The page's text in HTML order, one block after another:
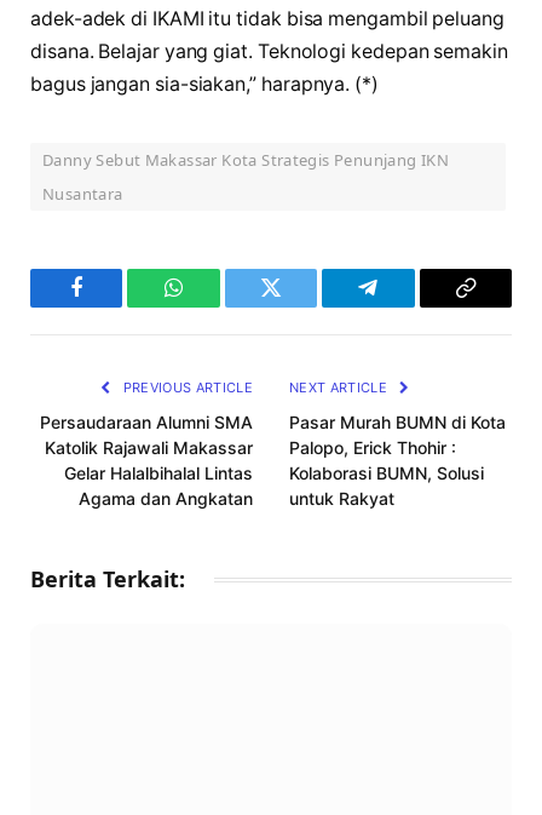
adek-adek di IKAMI itu tidak bisa mengambil peluang
disana. Belajar yang giat. Teknologi kedepan semakin
bagus jangan sia-siakan,” harapnya. (*)
Danny Sebut Makassar Kota Strategis Penunjang IKN
Nusantara
Facebook WhatsAppTwitter Telegram
Copy
PREVIOUS ARTICLE
Persaudaraan Alumni SMA
Katolik Rajawali Makassar
Gelar Halalbihalal Lintas
Agama dan Angkatan
NEXT ARTICLE
Pasar Murah BUMN di Kota
Palopo, Erick Thohir :
Kolaborasi BUMN, Solusi
untuk Rakyat
Berita Terkait: